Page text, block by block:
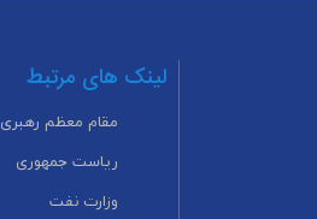
لینک های مرتبط
مقام معظم رهبری
ریاست جمهوری
وزارت نفت